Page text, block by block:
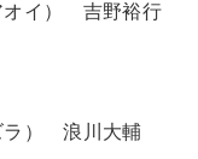
吉野裕行
浪川大輔